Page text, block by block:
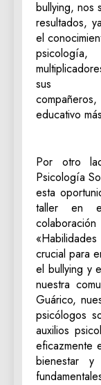
bullying, nos
resultados,
el
sus
educativo
Por otro
Psicología
esta
taller en
crucial para
el bullying y
nuestra
Guárico,
psicólogos
auxilios
eficazmente
bienestar